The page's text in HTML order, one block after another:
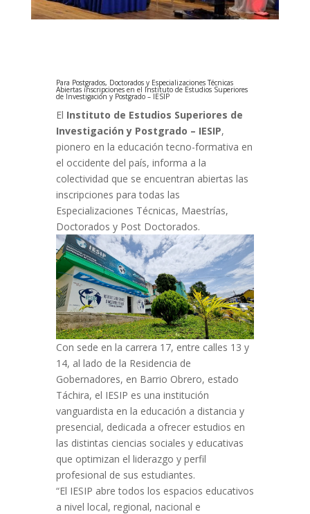
Para Postgrados, Doctorados y Especializaciones Técnicas
Abiertas inscripciones en el Instituto de Estudios Superiores
de Investigación y Postgrado – IESIP
El Instituto de Estudios Superiores de
Investigación y Postgrado – IESIP,
pionero en la educación tecno-formativa en
el occidente del país, informa a la
colectividad que se encuentran abiertas las
inscripciones para todas las
Especializaciones Técnicas, Maestrías,
Doctorados y Post Doctorados.
Con sede en la carrera 17, entre calles 13 y
14, al lado de la Residencia de
Gobernadores, en Barrio Obrero, estado
Táchira, el IESIP es una institución
vanguardista en la educación a distancia y
presencial, dedicada a ofrecer estudios en
las distintas ciencias sociales y educativas
que optimizan el liderazgo y perfil
profesional de sus estudiantes.
“El IESIP abre todos los espacios educativos
a nivel local, regional, nacional e